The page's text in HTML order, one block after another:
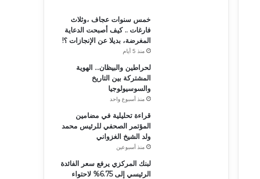
خمس سنوات عجاف ،وثلاث
فارغات .. كيف أصبحت الدعاية
المغرضة، بديلا عن الإنجازات ؟!
منذ 5 أيام
لحراطين والبيظان… الهوية
المشتركة بين التاريخ
والسوسيولوجيا
منذ أسبوع واحد
قراءة تحليلية في مضامين
المؤتمر الصحفي للرئيس محمد
ولد الشيخ الغزواني
منذ أسبوعين
لبنك المركزي يرفع سعر الفائدة
الرئيسي إلى 6.75% لاحتواء